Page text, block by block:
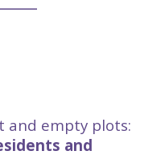
and empty plots:
and